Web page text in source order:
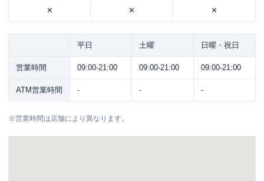
✕ ✕ ✕
平日 土曜 日曜・祝日
営業時間 09:00-21:00 09:00-21:00 09:00-21:00
ATM営業時間 - - -
※営業時間は店舗により異なります。